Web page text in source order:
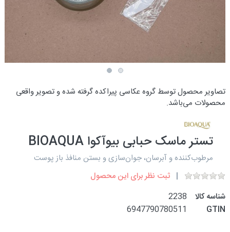
تصاویر محصول توسط گروه عکاسی پیراکده گرفته شده و تصویر واقعی
محصولات می‌باشد.
تستر ماسک حبابی بیوآکوا BIOAQUA
مرطوب‌کننده و آبرسان، جوان‌سازی و بستن منافذ باز پوست
ثبت نظر برای این محصول
شناسه کالا
2238
GTIN
6947790780511